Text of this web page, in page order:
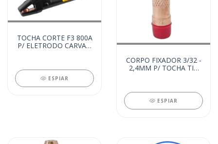
TOCHA CORTE F3 800A
P/ ELETRODO CARVAO
ESPIAR
CORPO FIXADOR 3/32 -
2,4MM P/ TOCHA TIG
ESPIAR